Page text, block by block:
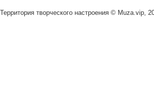
Территория творческого настроения © Muza.vip,